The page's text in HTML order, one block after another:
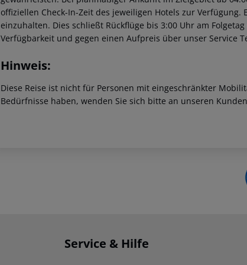
offiziellen Check-In-Zeit des jeweiligen Hotels zur
einzuhalten. Dies schließt Rückflüge bis 3:00 Uhr am
Verfügbarkeit und gegen einen Aufpreis über unser Service
Hinweis:
Diese Reise ist nicht für Personen mit eingeschränkter
Bedürfnisse haben, wenden Sie sich bitte an unseren
Service & Hilfe